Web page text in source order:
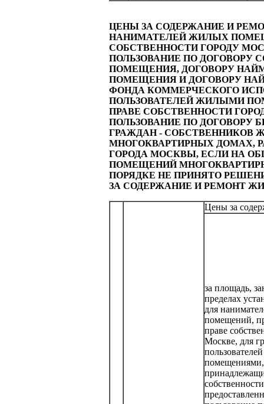
ЦЕНЫ ЗА СОДЕРЖАНИЕ И
НАНИМАТЕЛЕЙ ЖИЛЫХ
СОБСТВЕННОСТИ ГОРОДУ
ПОЛЬЗОВАНИЕ ПО ДОГОВОРУ
ПОМЕЩЕНИЯ, ДОГОВОРУ
ПОМЕЩЕНИЯ И ДОГОВОРУ
ФОНДА КОММЕРЧЕСКОГО
ПОЛЬЗОВАТЕЛЕЙ ЖИЛЫМИ
ПРАВЕ СОБСТВЕННОСТИ
ПОЛЬЗОВАНИЕ ПО ДОГОВОРУ
ГРАЖДАН - СОБСТВЕННИКОВ
МНОГОКВАРТИРНЫХ ДОМАХ,
ГОРОДА МОСКВЫ, ЕСЛИ НА
ПОМЕЩЕНИЙ
ПОРЯДКЕ НЕ ПРИНЯТО
ЗА СОДЕРЖАНИЕ И РЕМОНТ
Цены за
за площадь,
пределах
для
помещений,
праве
Москве, для
помещениями,